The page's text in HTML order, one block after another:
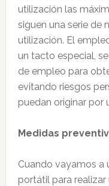
utilización las
siguen una serie de
utilización. El
un tacto especial,
de empleo para
evitando riesgos
puedan originar por
Medidas
Cuando vayamos a
portátil para